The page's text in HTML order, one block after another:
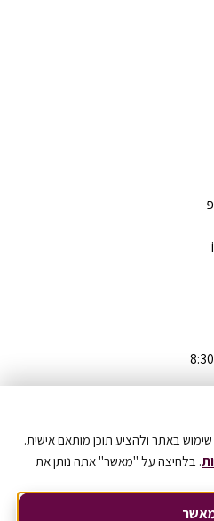
שמורות
באתר ולהציע תוכן מותאם אישית.
. בלחיצה על "מאשר" אתה נותן את